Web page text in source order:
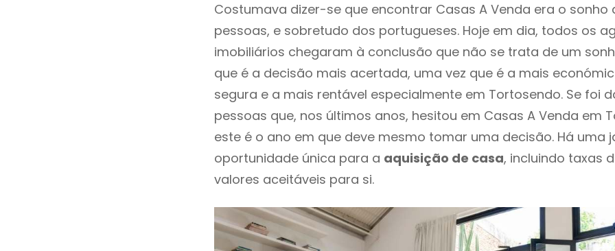
Costumava dizer-se que encontrar Casas A Venda era o sonho
pessoas, e sobretudo dos portugueses. Hoje em dia, todos os
imobiliários chegaram à conclusão que não se trata de um
que é a decisão mais acertada, uma vez que é a mais
segura e a mais rentável especialmente em Tortosendo. Se foi
pessoas que, nos últimos anos, hesitou em Casas A Venda em
este é o ano em que deve mesmo tomar uma decisão. Há uma
oportunidade única para a aquisição de casa, incluindo taxas
valores aceitáveis para si.